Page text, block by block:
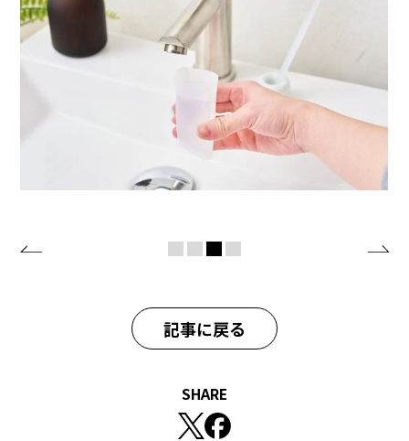
記事に戻る
SHARE